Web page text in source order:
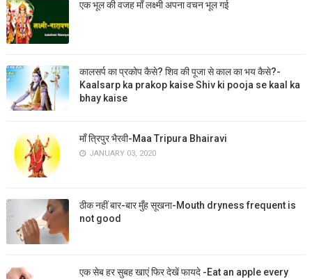
एक भूल की वजह माँ लक्ष्मी अपना वचन भूल गई
कालसर्प का प्रकोप कैसे? शिव की पूजा से काल का भय कैसे?-
Kaalsarp ka prakop kaise Shiv ki pooja se kaal ka
bhay kaise
माँ त्रिपुर भैरवी-Maa Tripura Bhairavi
JANUARY 03, 2020
ठीक नहीं बार-बार मुँह सूखना-Mouth dryness frequent is
not good
एक सेब हर सुबह खाएं फिर देखें फायदे -Eat an apple every